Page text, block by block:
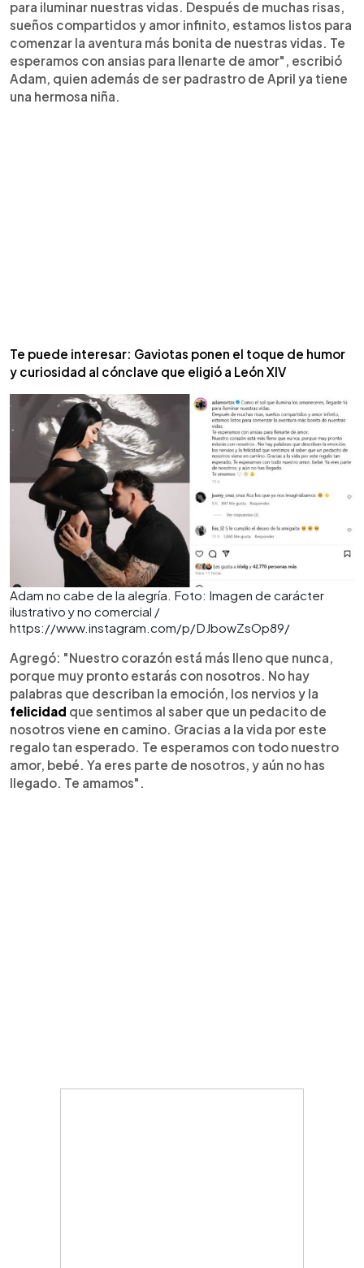
para iluminar nuestras vidas. Después de muchas risas,
sueños compartidos y amor infinito, estamos listos para
comenzar la aventura más bonita de nuestras vidas. Te
esperamos con ansias para llenarte de amor", escribió
Adam, quien además de ser padrastro de April ya tiene
una hermosa niña.
Te puede interesar: Gaviotas ponen el toque de humor
y curiosidad al cónclave que eligió a León XIV
Adam no cabe de la alegría. Foto: Imagen de carácter
ilustrativo y no comercial /
https://www.instagram.com/p/DJbowZsOp89/
Agregó: "Nuestro corazón está más lleno que nunca,
porque muy pronto estarás con nosotros. No hay
palabras que describan la emoción, los nervios y la
felicidad que sentimos al saber que un pedacito de
nosotros viene en camino. Gracias a la vida por este
regalo tan esperado. Te esperamos con todo nuestro
amor, bebé. Ya eres parte de nosotros, y aún no has
llegado. Te amamos".